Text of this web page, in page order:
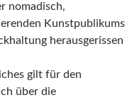
nomadisch,
Kunstpublikums
herausgerissen
gilt für den
über die